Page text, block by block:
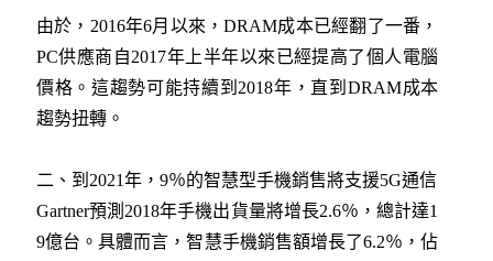
由於，2016年6月以來，DRAM成本已經翻了一番，
PC供應商自2017年上半年以來已經提高了個人電腦
價格。這趨勢可能持續到2018年，直到DRAM成本
趨勢扭轉。
二、到2021年，9％的智慧型手機銷售將支援5G通信
Gartner預測2018年手機出貨量將增長2.6％，總計達1
9億台。具體而言，智慧手機銷售額增長了6.2％，佔